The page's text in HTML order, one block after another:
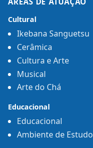
Cultural
Ikebana Sanguetsu
Cerâmica
Cultura e Arte
Musical
Arte do Chá
Educacional
Educacional
Ambiente de Estudo